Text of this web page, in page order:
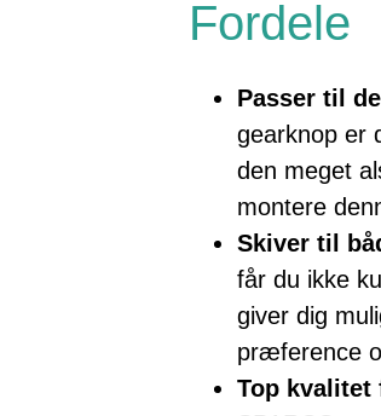
Fordele
Passer til
gearknop er
den meget
montere
Skiver til
får du ikke
giver dig
præference
Top kvalitet